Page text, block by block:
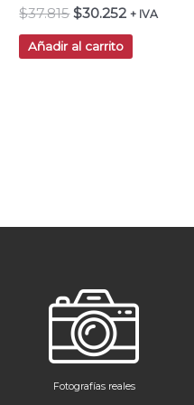
$37.815 $30.252 + IVA
Añadir al carrito
Fotografías reales